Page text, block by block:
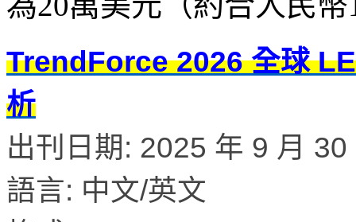
TrendForce 2026 全球
析
出刊日期: 2025 年 9 月 30
語言: 中文/英文